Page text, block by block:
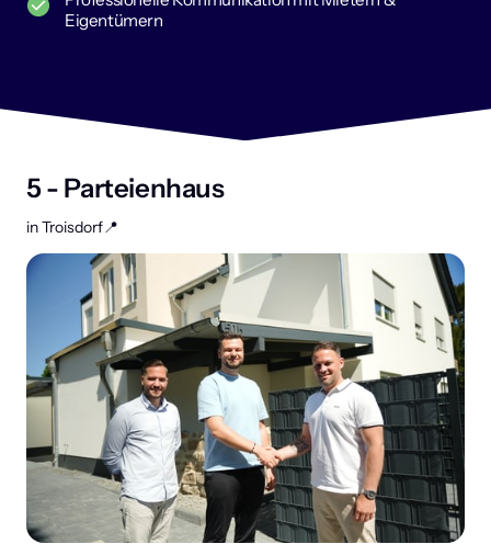
Eigentümern
5 - Parteienhaus
in Troisdorf📍